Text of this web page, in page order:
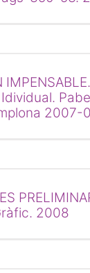
2007-
2008